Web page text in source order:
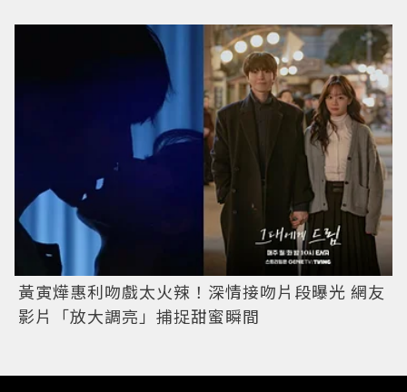
黃寅燁惠利吻戲太火辣！深情接吻片段曝光 網友
影片「放大調亮」捕捉甜蜜瞬間